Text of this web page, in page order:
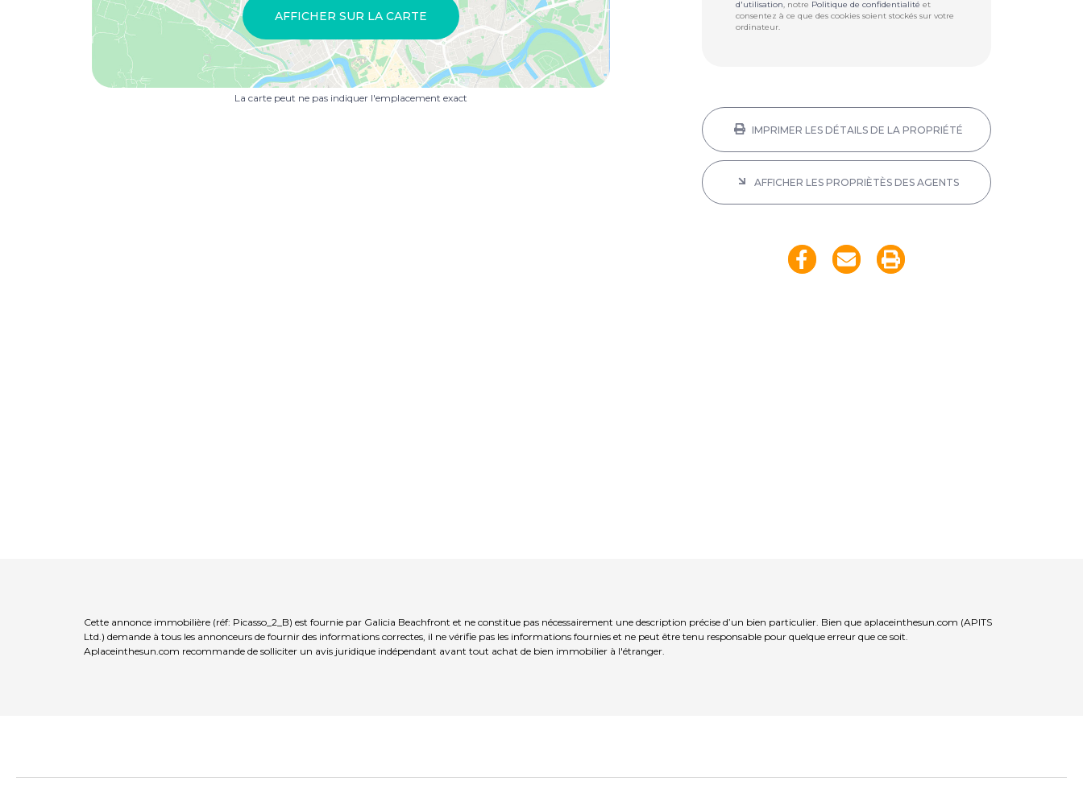
AFFICHER SUR LA CARTE
La carte peut ne pas indiquer l'emplacement exact
d'utilisation, notre Politique de confidentialité et
consentez à ce que des cookies soient stockés sur votre
ordinateur.
IMPRIMER LES DÉTAILS DE LA PROPRIÉTÉ
AFFICHER LES PROPRIÈTÈS DES AGENTS
Cette annonce immobilière (réf: Picasso_2_B) est fournie par Galicia Beachfront et ne constitue pas nécessairement une description précise d’un bien particulier. Bien que aplaceinthesun.com (APITS
Ltd.) demande à tous les annonceurs de fournir des informations correctes, il ne vérifie pas les informations fournies et ne peut être tenu responsable pour quelque erreur que ce soit.
Aplaceinthesun.com recommande de solliciter un avis juridique indépendant avant tout achat de bien immobilier à l'étranger.